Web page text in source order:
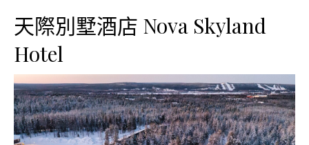
天際別墅酒店 Nova Skyland
Hotel